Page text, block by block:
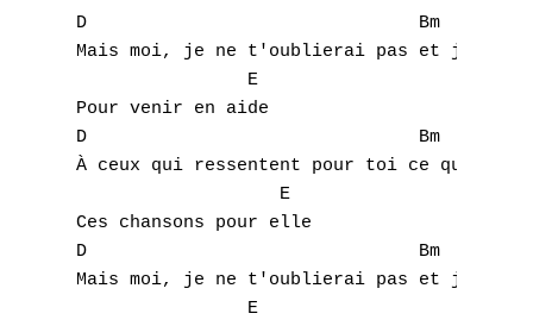
D				Bm		F#m
Mais moi, je ne t'oublierai pas et je
Pour venir en aide
D				Bm		F#m
À ceux qui ressentent pour toi ce que tu
                   E
Ces chansons pour elle
D				Bm		F#m
Mais moi, je ne t'oublierai pas et je
Q
R
S